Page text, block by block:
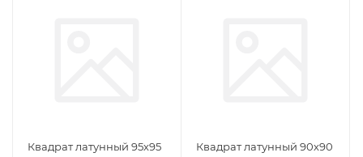
Квадрат латунный 95х95
Квадрат латунный 90х90